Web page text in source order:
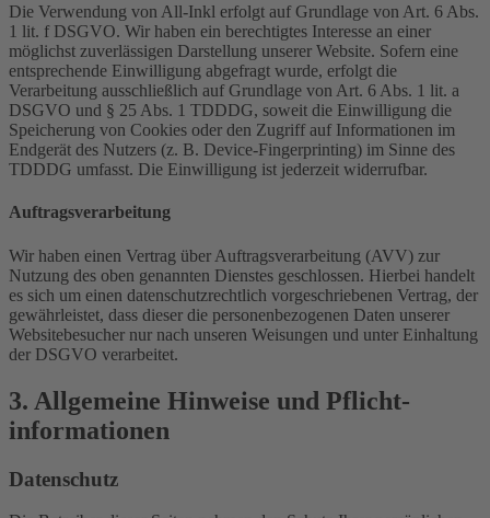
Die Verwendung von All-Inkl erfolgt auf Grundlage von Art. 6 Abs.
1 lit. f DSGVO. Wir haben ein berechtigtes Interesse an einer
möglichst zuverlässigen Darstellung unserer Website. Sofern eine
entsprechende Einwilligung abgefragt wurde, erfolgt die
Verarbeitung ausschließlich auf Grundlage von Art. 6 Abs. 1 lit. a
DSGVO und § 25 Abs. 1 TDDDG, soweit die Einwilligung die
Speicherung von Cookies oder den Zugriff auf Informationen im
Endgerät des Nutzers (z. B. Device-Fingerprinting) im Sinne des
TDDDG umfasst. Die Einwilligung ist jederzeit widerrufbar.
Auftragsverarbeitung
Wir haben einen Vertrag über Auftragsverarbeitung (AVV) zur
Nutzung des oben genannten Dienstes geschlossen. Hierbei handelt
es sich um einen datenschutzrechtlich vorgeschriebenen Vertrag, der
gewährleistet, dass dieser die personenbezogenen Daten unserer
Websitebesucher nur nach unseren Weisungen und unter Einhaltung
der DSGVO verarbeitet.
3. Allgemeine Hinweise und Pflicht­
informationen
Datenschutz